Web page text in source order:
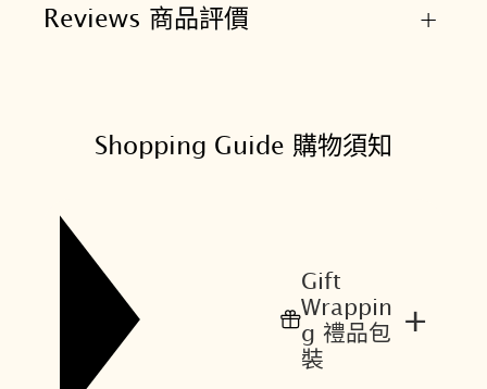
Reviews 商品評價 +
Shopping Guide 購物須知
Gift
Wrappin
g 禮品包
裝
+